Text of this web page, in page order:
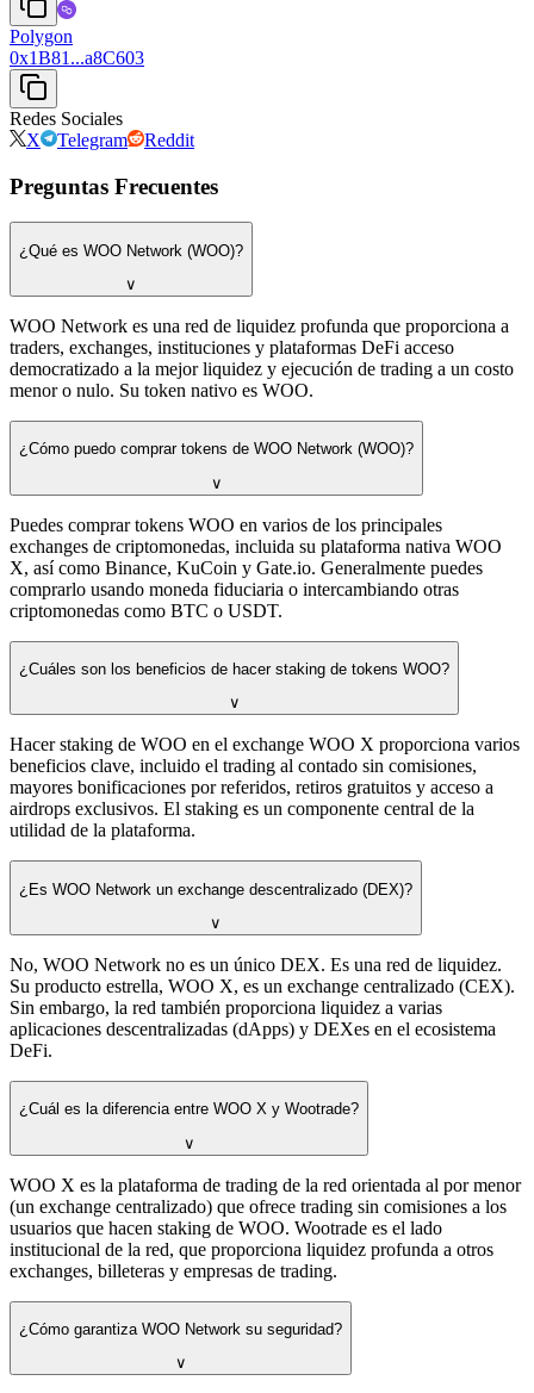
Polygon
0x1B81...a8C603
Redes Sociales
X
Telegram Reddit
Preguntas Frecuentes
¿Qué es WOO Network (WOO)?
∨
WOO Network es una red de liquidez profunda que proporciona a
traders, exchanges, instituciones y plataformas DeFi acceso
democratizado a la mejor liquidez y ejecución de trading a un costo
menor o nulo. Su token nativo es WOO.
¿Cómo puedo comprar tokens de WOO Network (WOO)?
∨
Puedes comprar tokens WOO en varios de los principales
exchanges de criptomonedas, incluida su plataforma nativa WOO
X, así como Binance, KuCoin y Gate.io. Generalmente puedes
comprarlo usando moneda fiduciaria o intercambiando otras
criptomonedas como BTC o USDT.
¿Cuáles son los beneficios de hacer staking de tokens WOO?
∨
Hacer staking de WOO en el exchange WOO X proporciona varios
beneficios clave, incluido el trading al contado sin comisiones,
mayores bonificaciones por referidos, retiros gratuitos y acceso a
airdrops exclusivos. El staking es un componente central de la
utilidad de la plataforma.
¿Es WOO Network un exchange descentralizado (DEX)?
∨
No, WOO Network no es un único DEX. Es una red de liquidez.
Su producto estrella, WOO X, es un exchange centralizado (CEX).
Sin embargo, la red también proporciona liquidez a varias
aplicaciones descentralizadas (dApps) y DEXes en el ecosistema
DeFi.
¿Cuál es la diferencia entre WOO X y Wootrade?
∨
WOO X es la plataforma de trading de la red orientada al por menor
(un exchange centralizado) que ofrece trading sin comisiones a los
usuarios que hacen staking de WOO. Wootrade es el lado
institucional de la red, que proporciona liquidez profunda a otros
exchanges, billeteras y empresas de trading.
¿Cómo garantiza WOO Network su seguridad?
∨